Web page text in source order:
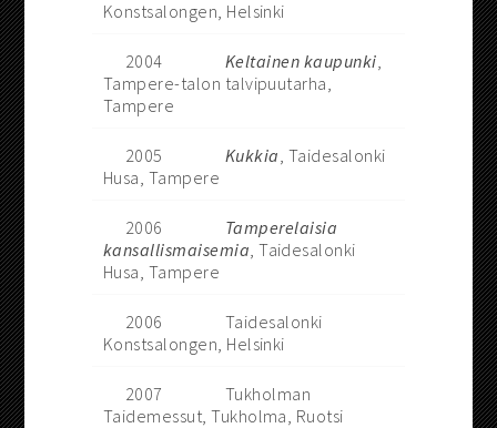
Konstsalongen, Helsinki
2004 Keltainen kaupunki,
Tampere-talon talvipuutarha,
Tampere
2005 Kukkia, Taidesalonki
Husa, Tampere
2006
Tamperelaisia
kansallismaisemia, Taidesalonki
Husa, Tampere
2006
Taidesalonki
Konstsalongen, Helsinki
2007
Tukholman
Taidemessut, Tukholma, Ruotsi